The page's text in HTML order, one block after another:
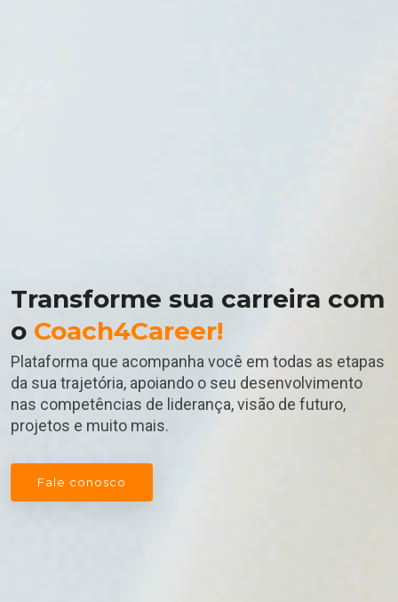
Transforme sua carreira com
o Coach4Career!
Plataforma que acompanha você em todas as etapas
da sua trajetória, apoiando o seu desenvolvimento
nas competências de liderança, visão de futuro,
projetos e muito mais.
Fale conosco